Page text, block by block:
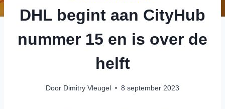
DHL begint aan CityHub
nummer 15 en is over de
helft
Door Dimitry Vleugel 8 september 2023